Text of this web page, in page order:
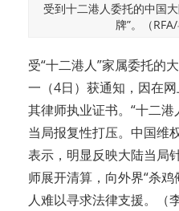
受到十二港人委托的中国
牌”。（
受“十二港人”家属委托的
一（4日）获通知，因在
其律师执业证书。“十二
当局报复性打压。中国维
表示，明显反映大陆当局
师展开清算，向外界“杀
人难以寻求法律支援。（